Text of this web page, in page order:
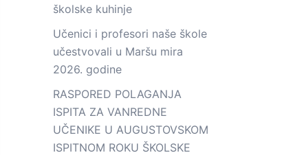
školske kuhinje
Učenici i profesori naše škole
učestvovali u Maršu mira
2026. godine
RASPORED POLAGANJA
ISPITA ZA VANREDNE
UČENIKE U AUGUSTOVSKOM
ISPITNOM ROKU ŠKOLSKE